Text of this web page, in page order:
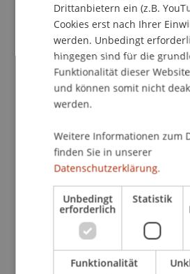
School/Professur:
Koordinationsstelle Alumni,
studentische Aktivitäten
UNTERNEHMER
VOM START BIS ZIEL
Spannende Vortrags- &
Thema Unternehmertum von
Kooperation der Jungen
Liechtenstein Werdenberg und
der Universität Liechtenstein.
Drittanbietern ein (z.B.
Cookies erst nach Ihrer
werden. Unbedingt
hingegen sind für die
Funktionalität dieser
und können somit nicht
werden.
Weitere Informationen zum
finden Sie in unserer
Datenschutzerklärung.
Unbedingt
erforderlich
Statistik
Funktionalität